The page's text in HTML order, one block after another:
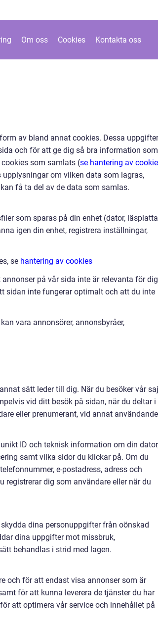
Om oss Cookies Kontakta oss
av bland annat cookies. Dessa uppgifter
och för att ge dig så bra information som
som samlats (se hantering av
om vilken data som lagras,
få ta del av de data som samlas.
som sparas på din enhet (dator,
igen din enhet, registrera inställningar,
se hantering av cookies
på vår sida inte är relevanta för dig
sidan inte fungerar optimalt och att du inte
vara annonsörer, annonsbyråer,
sätt leder till dig. När du besöker vår
vid ditt besök på sidan, när du deltar i
eller prenumerant, vid annat användande
ID och teknisk information om din
samt vilka sidor du klickar på. Om du
e-postadress, adress och
registrerar dig som användare eller när du
dina personuppgifter från oönskad
dina uppgifter mot missbruk,
behandlas i strid med lagen.
och för att endast visa annonser som är
för att kunna leverera de tjänster du har
att optimera vår service och innehållet på